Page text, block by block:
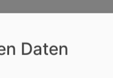
willkommen
Daten